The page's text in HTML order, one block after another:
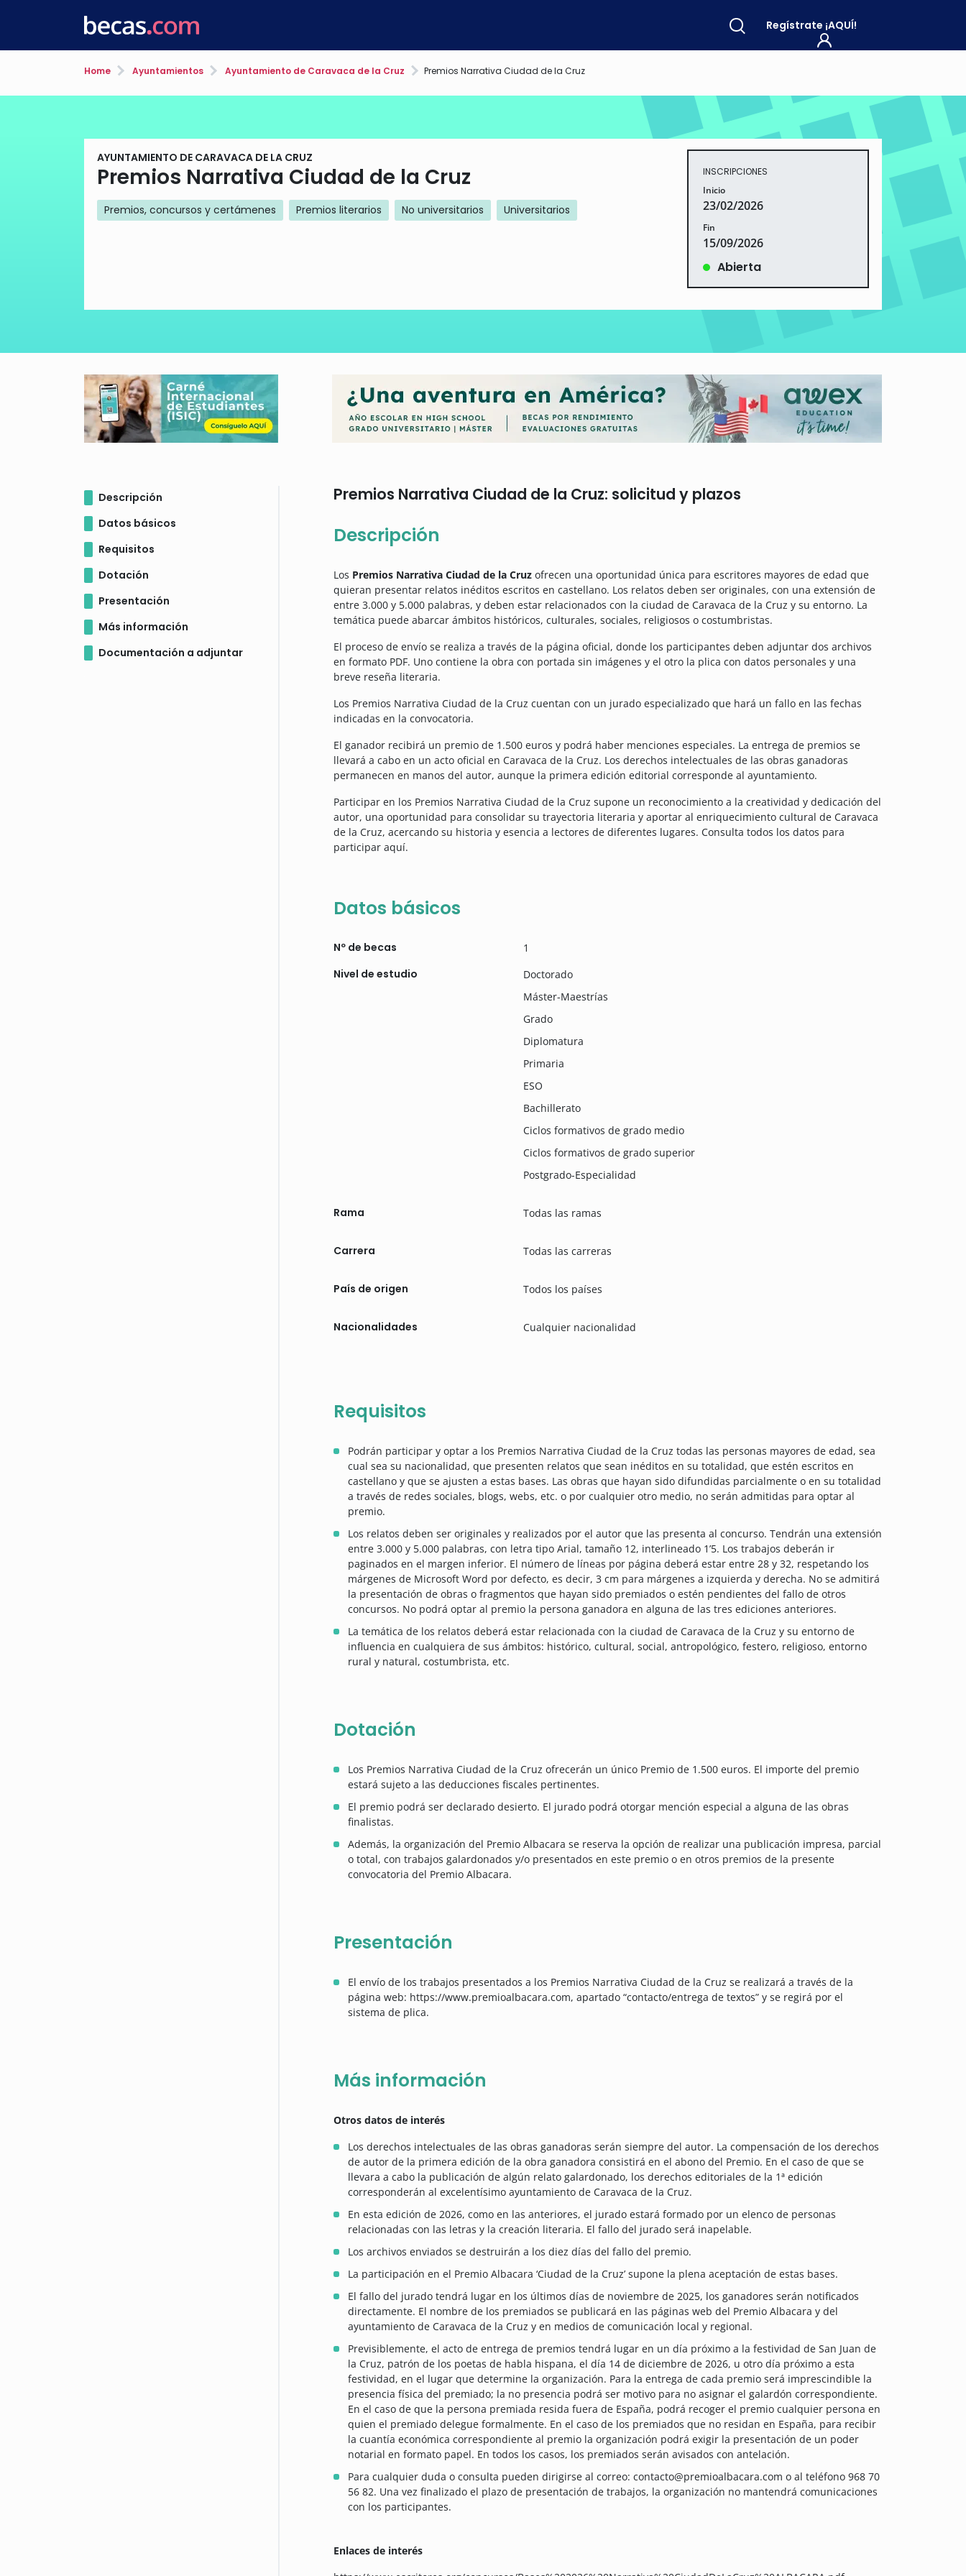
Regístrate ¡AQUÍ!
Home Ayuntamientos Ayuntamiento de Caravaca de la Cruz Premios Narrativa Ciudad de la Cruz
AYUNTAMIENTO DE CARAVACA DE LA CRUZ
Premios Narrativa Ciudad de la Cruz
Premios, concursos y certámenes Premios literarios No universitarios Universitarios
INSCRIPCIONES
Inicio
23/02/2026
Fin
15/09/2026
Abierta
Descripción
Datos básicos
Requisitos
Dotación
Presentación
Más información
Documentación a adjuntar
Premios Narrativa Ciudad de la Cruz: solicitud y plazos
Descripción
Los Premios Narrativa Ciudad de la Cruz ofrecen una oportunidad única para escritores mayores de edad que
quieran presentar relatos inéditos escritos en castellano. Los relatos deben ser originales, con una extensión de
entre 3.000 y 5.000 palabras, y deben estar relacionados con la ciudad de Caravaca de la Cruz y su entorno. La
temática puede abarcar ámbitos históricos, culturales, sociales, religiosos o costumbristas.
El proceso de envío se realiza a través de la página oficial, donde los participantes deben adjuntar dos archivos
en formato PDF. Uno contiene la obra con portada sin imágenes y el otro la plica con datos personales y una
breve reseña literaria.
Los Premios Narrativa Ciudad de la Cruz cuentan con un jurado especializado que hará un fallo en las fechas
indicadas en la convocatoria.
El ganador recibirá un premio de 1.500 euros y podrá haber menciones especiales. La entrega de premios se
llevará a cabo en un acto oficial en Caravaca de la Cruz. Los derechos intelectuales de las obras ganadoras
permanecen en manos del autor, aunque la primera edición editorial corresponde al ayuntamiento.
Participar en los Premios Narrativa Ciudad de la Cruz supone un reconocimiento a la creatividad y dedicación del
autor, una oportunidad para consolidar su trayectoria literaria y aportar al enriquecimiento cultural de Caravaca
de la Cruz, acercando su historia y esencia a lectores de diferentes lugares. Consulta todos los datos para
participar aquí.
Datos básicos
Nº de becas 1
Nivel de estudio
Doctorado
Máster-Maestrías
Grado
Diplomatura
Primaria
ESO
Bachillerato
Ciclos formativos de grado medio
Ciclos formativos de grado superior
Postgrado-Especialidad
Rama Todas las ramas
Carrera Todas las carreras
País de origen Todos los países
Nacionalidades Cualquier nacionalidad
Requisitos
Podrán participar y optar a los Premios Narrativa Ciudad de la Cruz todas las personas mayores de edad, sea
cual sea su nacionalidad, que presenten relatos que sean inéditos en su totalidad, que estén escritos en
castellano y que se ajusten a estas bases. Las obras que hayan sido difundidas parcialmente o en su totalidad
a través de redes sociales, blogs, webs, etc. o por cualquier otro medio, no serán admitidas para optar al
premio.
Los relatos deben ser originales y realizados por el autor que las presenta al concurso. Tendrán una extensión
entre 3.000 y 5.000 palabras, con letra tipo Arial, tamaño 12, interlineado 1’5. Los trabajos deberán ir
paginados en el margen inferior. El número de líneas por página deberá estar entre 28 y 32, respetando los
márgenes de Microsoft Word por defecto, es decir, 3 cm para márgenes a izquierda y derecha. No se admitirá
la presentación de obras o fragmentos que hayan sido premiados o estén pendientes del fallo de otros
concursos. No podrá optar al premio la persona ganadora en alguna de las tres ediciones anteriores.
La temática de los relatos deberá estar relacionada con la ciudad de Caravaca de la Cruz y su entorno de
influencia en cualquiera de sus ámbitos: histórico, cultural, social, antropológico, festero, religioso, entorno
rural y natural, costumbrista, etc.
Dotación
Los Premios Narrativa Ciudad de la Cruz ofrecerán un único Premio de 1.500 euros. El importe del premio
estará sujeto a las deducciones fiscales pertinentes.
El premio podrá ser declarado desierto. El jurado podrá otorgar mención especial a alguna de las obras
finalistas.
Además, la organización del Premio Albacara se reserva la opción de realizar una publicación impresa, parcial
o total, con trabajos galardonados y/o presentados en este premio o en otros premios de la presente
convocatoria del Premio Albacara.
Presentación
El envío de los trabajos presentados a los Premios Narrativa Ciudad de la Cruz se realizará a través de la
página web: https://www.premioalbacara.com, apartado “contacto/entrega de textos” y se regirá por el
sistema de plica.
Más información
Otros datos de interés
Los derechos intelectuales de las obras ganadoras serán siempre del autor. La compensación de los derechos
de autor de la primera edición de la obra ganadora consistirá en el abono del Premio. En el caso de que se
llevara a cabo la publicación de algún relato galardonado, los derechos editoriales de la 1ª edición
corresponderán al excelentísimo ayuntamiento de Caravaca de la Cruz.
En esta edición de 2026, como en las anteriores, el jurado estará formado por un elenco de personas
relacionadas con las letras y la creación literaria. El fallo del jurado será inapelable.
Los archivos enviados se destruirán a los diez días del fallo del premio.
La participación en el Premio Albacara ‘Ciudad de la Cruz’ supone la plena aceptación de estas bases.
El fallo del jurado tendrá lugar en los últimos días de noviembre de 2025, los ganadores serán notificados
directamente. El nombre de los premiados se publicará en las páginas web del Premio Albacara y del
ayuntamiento de Caravaca de la Cruz y en medios de comunicación local y regional.
Previsiblemente, el acto de entrega de premios tendrá lugar en un día próximo a la festividad de San Juan de
la Cruz, patrón de los poetas de habla hispana, el día 14 de diciembre de 2026, u otro día próximo a esta
festividad, en el lugar que determine la organización. Para la entrega de cada premio será imprescindible la
presencia física del premiado; la no presencia podrá ser motivo para no asignar el galardón correspondiente.
En el caso de que la persona premiada resida fuera de España, podrá recoger el premio cualquier persona en
quien el premiado delegue formalmente. En el caso de los premiados que no residan en España, para recibir
la cuantía económica correspondiente al premio la organización podrá exigir la presentación de un poder
notarial en formato papel. En todos los casos, los premiados serán avisados con antelación.
Para cualquier duda o consulta pueden dirigirse al correo: contacto@premioalbacara.com o al teléfono 968 70
56 82. Una vez finalizado el plazo de presentación de trabajos, la organización no mantendrá comunicaciones
con los participantes.
Enlaces de interés